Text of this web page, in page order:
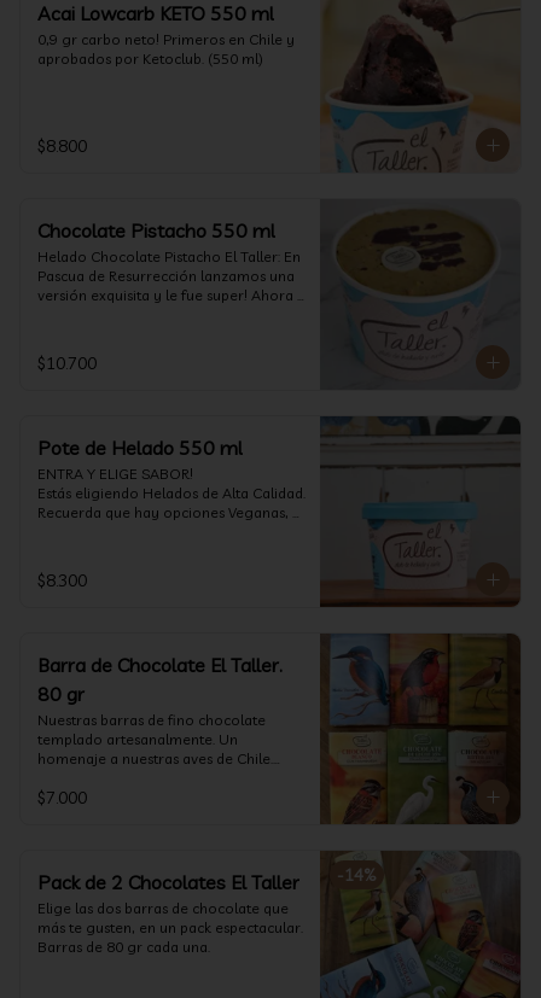
Acai Lowcarb KETO 550 ml
0,9 gr carbo neto! Primeros en Chile y
aprobados por Ketoclub. (550 ml)
$8.800
Chocolate Pistacho 550 ml
Helado Chocolate Pistacho El Taller: En
Pascua de Resurrección lanzamos una
versión exquisita y le fue super! Ahora
calidad, al centro una bomba de
chocolate blanco relleno de crema de
$10.700
Pote de Helado 550 ml
ENTRA Y ELIGE SABOR!
Estás eligiendo Helados de Alta Calidad.
Recuerda que hay opciones Veganas,
$8.300
Barra de Chocolate El Taller.
80 gr
Nuestras barras de fino chocolate
templado artesanalmente. Un
homenaje a nuestras aves de Chile.
$7.000
-14%
Pack de 2 Chocolates El Taller
Elige las dos barras de chocolate que
más te gusten, en un pack espectacular.
Barras de 80 gr cada una.